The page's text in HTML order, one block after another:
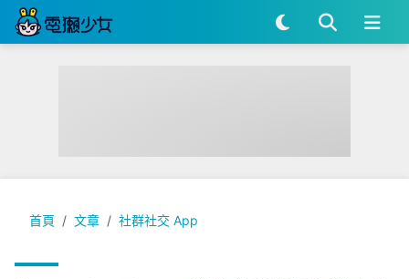
首頁 文章 社群社交 App
[Android] [iOS] 集會結社時間到囉!非常好用的聚會APP『